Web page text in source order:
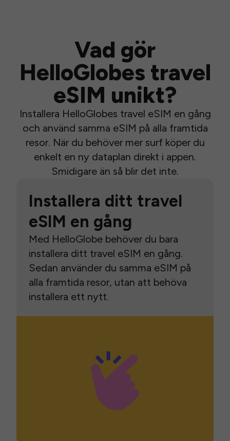
Vad gör
HelloGlobes travel
eSIM unikt?
Installera HelloGlobes travel eSIM en gång
och använd samma eSIM på alla framtida
resor. När du behöver mer surf köper du
enkelt en ny dataplan direkt i appen.
Smidigare än så blir det inte.
Installera ditt travel
eSIM en gång
Med HelloGlobe behöver du bara
installera ditt travel eSIM en gång.
Sedan använder du samma eSIM på
alla framtida resor, utan att behöva
installera ett nytt.